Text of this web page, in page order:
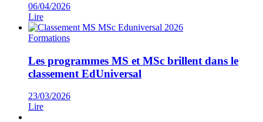
06/04/2026
Lire
Formations
Les programmes MS et MSc brillent dans le
classement EdUniversal
23/03/2026
Lire